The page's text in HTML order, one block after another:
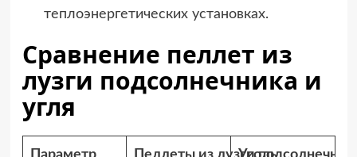
теплоэнергетических установках.
Сравнение пеллет из
лузги подсолнечника и
угля